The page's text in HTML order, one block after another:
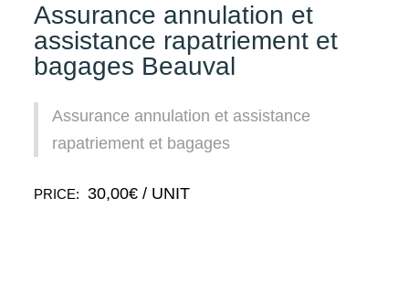
Assurance annulation et
assistance rapatriement et
bagages Beauval
Assurance annulation et assistance
rapatriement et bagages
PRICE: 30,00€ / UNIT